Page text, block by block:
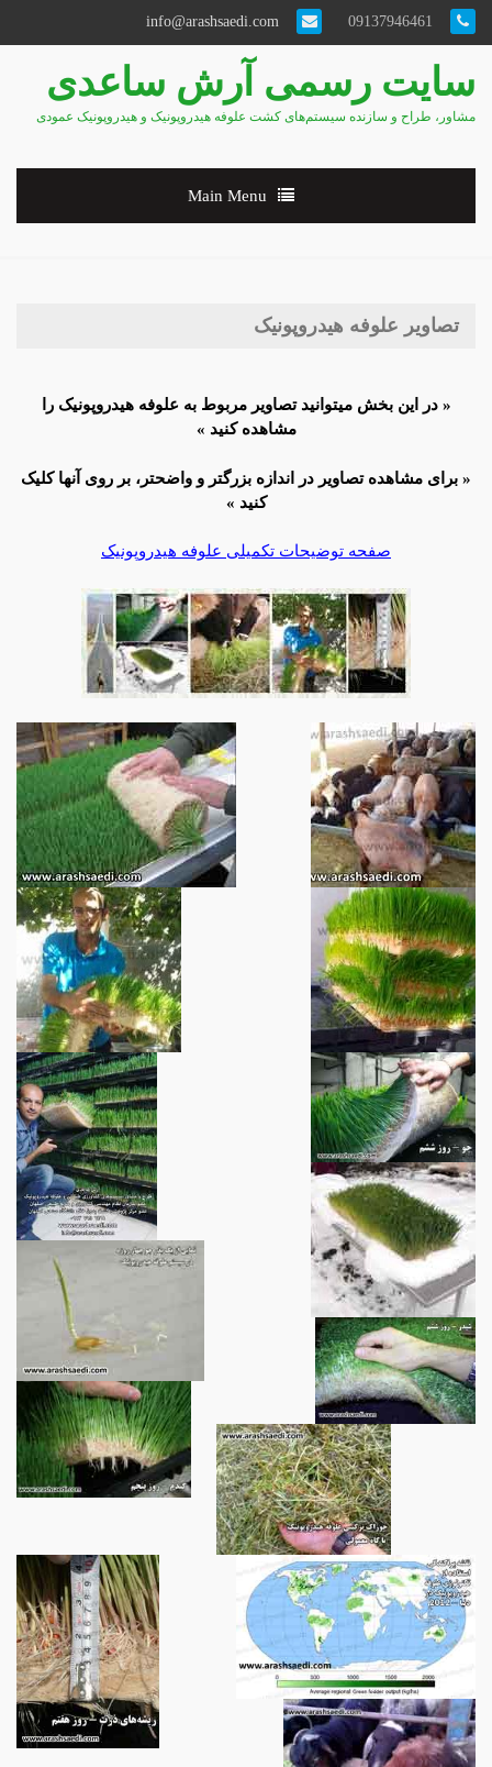
سایت رسمی آرش ساعدی
مشاور، طراح و سازنده سیستم‌های کشت علوفه هیدروپونیک و هیدروپونیک عمودی
Main Menu
تصاویر علوفه هیدروپونیک
« در این بخش میتوانید تصاویر مربوط به علوفه هیدروپونیک را
مشاهده کنید »
« برای مشاهده تصاویر در اندازه بزرگتر و واضحتر، بر روی آنها کلیک
کنید »
صفحه توضیحات تکمیلی علوفه هیدروپونیک